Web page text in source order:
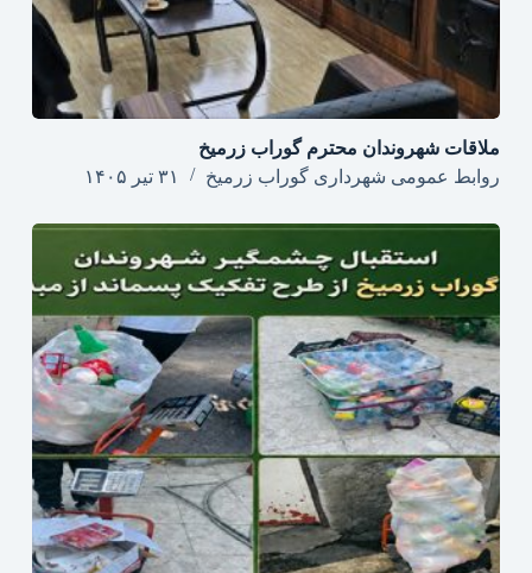
ملاقات شهروندان محترم گوراب زرمیخ
روابط عمومی شهرداری گوراب زرمیخ
۳۱ تیر ۱۴۰۵